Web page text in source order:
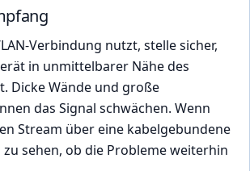
Verbindung nutzt, stelle sicher,
in unmittelbarer Nähe des
Dicke Wände und große
das Signal schwächen. Wenn
Stream über eine kabelgebundene
sehen, ob die Probleme weiterhin